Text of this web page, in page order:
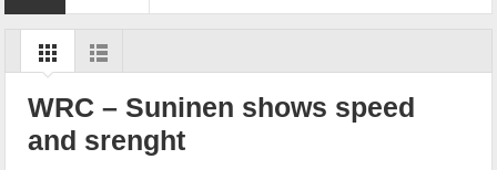
WRC – Suninen shows speed
and srenght